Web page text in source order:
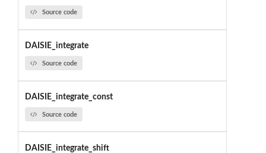
Source code
DAISIE_integrate
Source code
DAISIE_integrate_const
Source code
DAISIE_integrate_shift